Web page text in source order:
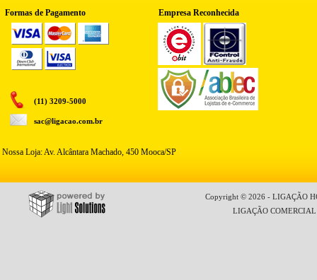
Formas de Pagamento Empresa Reconhecida
(11) 3209-5000
sac@ligacao.com.br
Nossa Loja: Av. Alcântara Machado, 450 Mooca/SP
Copyright © 2026 - LIGAÇÃO
LIGAÇÃO